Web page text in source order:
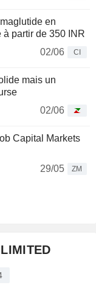
en
partir de 350 INR
02/06
CI
mais un
02/06
Capital Markets
29/05
ZM